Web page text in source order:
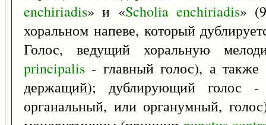
enchiriadis» и «Scholia enchiriadis»
хоральном напеве, который
Голос, ведущий хоральную
principalis - главный голос), а также
держащий); дублирующий голос -
органальный, или органумный,